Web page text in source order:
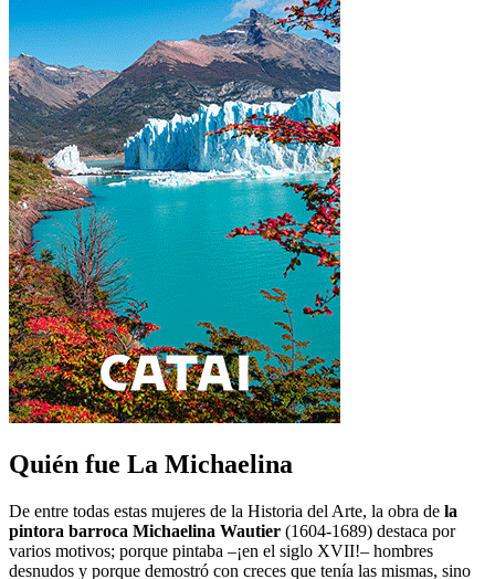
Quién fue La Michaelina
De entre todas estas mujeres de la Historia del Arte, la obra de la
pintora barroca Michaelina Wautier (1604-1689) destaca por
varios motivos; porque pintaba –¡en el siglo XVII!– hombres
desnudos y porque demostró con creces que tenía las mismas, sino